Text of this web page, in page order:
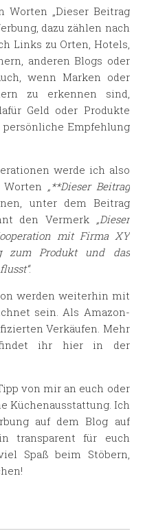
„Dieser Beitrag
dazu zählen nach
Links zu Orten, Hotels,
anderen Blogs oder
wenn Marken oder
zu erkennen sind,
Geld oder Produkte
Empfehlung
werde ich also
„**Dieser Beitrag
unter dem Beitrag
den Vermerk „Dieser
mit Firma XY
zum Produkt und das
.
werden weiterhin mit
sein. Als Amazon-
Verkäufen. Mehr
ihr hier in der
von mir an euch oder
Küchenausstattung. Ich
auf dem Blog auf
transparent für euch
Spaß beim Stöbern,